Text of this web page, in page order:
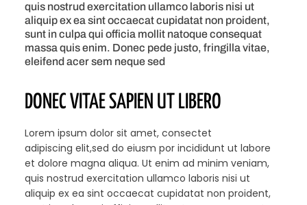
quis nostrud exercitation ullamco laboris nisi ut
aliquip ex ea sint occaecat cupidatat non proident,
sunt in culpa qui officia mollit natoque consequat
massa quis enim. Donec pede justo, fringilla vitae,
eleifend acer sem neque sed
DONEC VITAE SAPIEN UT LIBERO
Lorem ipsum dolor sit amet, consectet
adipiscing elit,sed do eiusm por incididunt ut labore
et dolore magna aliqua. Ut enim ad minim veniam,
quis nostrud exercitation ullamco laboris nisi ut
aliquip ex ea sint occaecat cupidatat non proident,